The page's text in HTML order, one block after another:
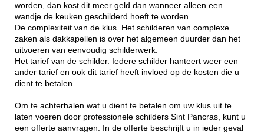
worden, dan kost dit meer geld dan wanneer alleen een
wandje de keuken geschilderd hoeft te worden.
De complexiteit van de klus. Het schilderen van complexe
zaken als dakkapellen is over het algemeen duurder dan het
uitvoeren van eenvoudig schilderwerk.
Het tarief van de schilder. Iedere schilder hanteert weer een
ander tarief en ook dit tarief heeft invloed op de kosten die u
dient te betalen.
Om te achterhalen wat u dient te betalen om uw klus uit te
laten voeren door professionele schilders Sint Pancras, kunt u
een offerte aanvragen. In de offerte beschrijft u in ieder geval